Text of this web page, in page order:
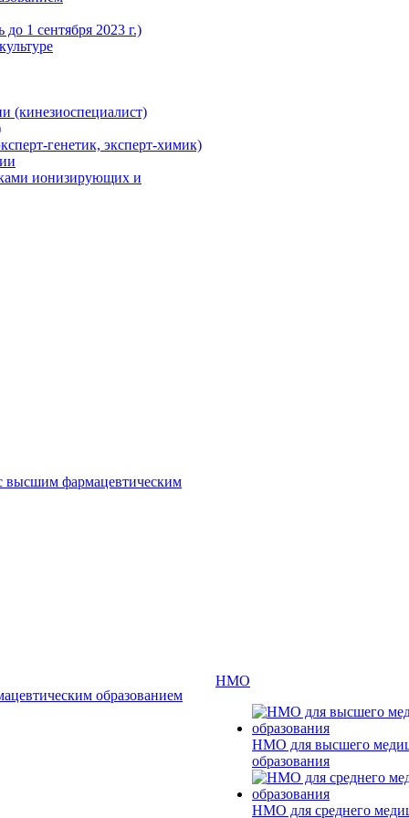
1 сентября 2023 г.)
(кинезиоспециалист)
генетик, эксперт-химик)
ионизирующих и
высшим фармацевтическим
образованием
НМО
НМО для высшего
образования
НМО для среднего